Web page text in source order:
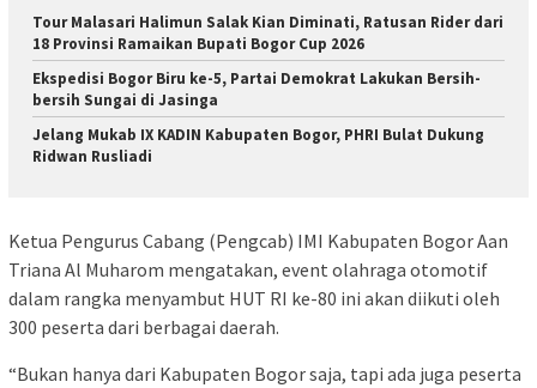
Tour Malasari Halimun Salak Kian Diminati, Ratusan Rider dari
18 Provinsi Ramaikan Bupati Bogor Cup 2026
Ekspedisi Bogor Biru ke-5, Partai Demokrat Lakukan Bersih-
bersih Sungai di Jasinga
Jelang Mukab IX KADIN Kabupaten Bogor, PHRI Bulat Dukung
Ridwan Rusliadi
Ketua Pengurus Cabang (Pengcab) IMI Kabupaten Bogor Aan
Triana Al Muharom mengatakan, event olahraga otomotif
dalam rangka menyambut HUT RI ke-80 ini akan diikuti oleh
300 peserta dari berbagai daerah.
“Bukan hanya dari Kabupaten Bogor saja, tapi ada juga peserta